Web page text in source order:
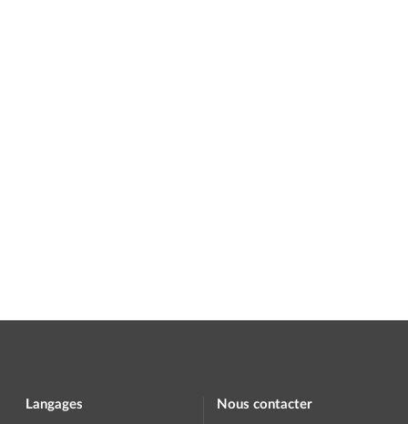
Langages Nous contacter